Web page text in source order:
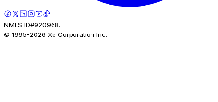
NMLS ID#920968.
© 1995-2026 Xe Corporation Inc.